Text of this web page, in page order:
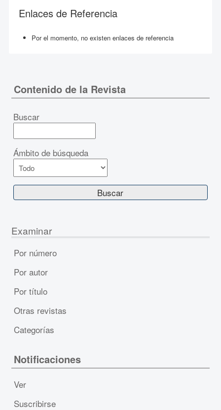
Enlaces de Referencia
Por el momento, no existen enlaces de referencia
Contenido de la Revista
Buscar
Ámbito de búsqueda
Examinar
Por número
Por autor
Por título
Otras revistas
Categorías
Notificaciones
Ver
Suscribirse